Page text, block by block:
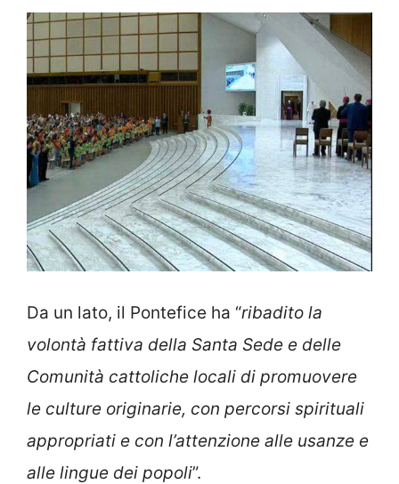
Da un lato, il Pontefice ha “ribadito la
volontà fattiva della Santa Sede e delle
Comunità cattoliche locali di promuovere
le culture originarie, con percorsi spirituali
appropriati e con l’attenzione alle usanze e
alle lingue dei popoli”.